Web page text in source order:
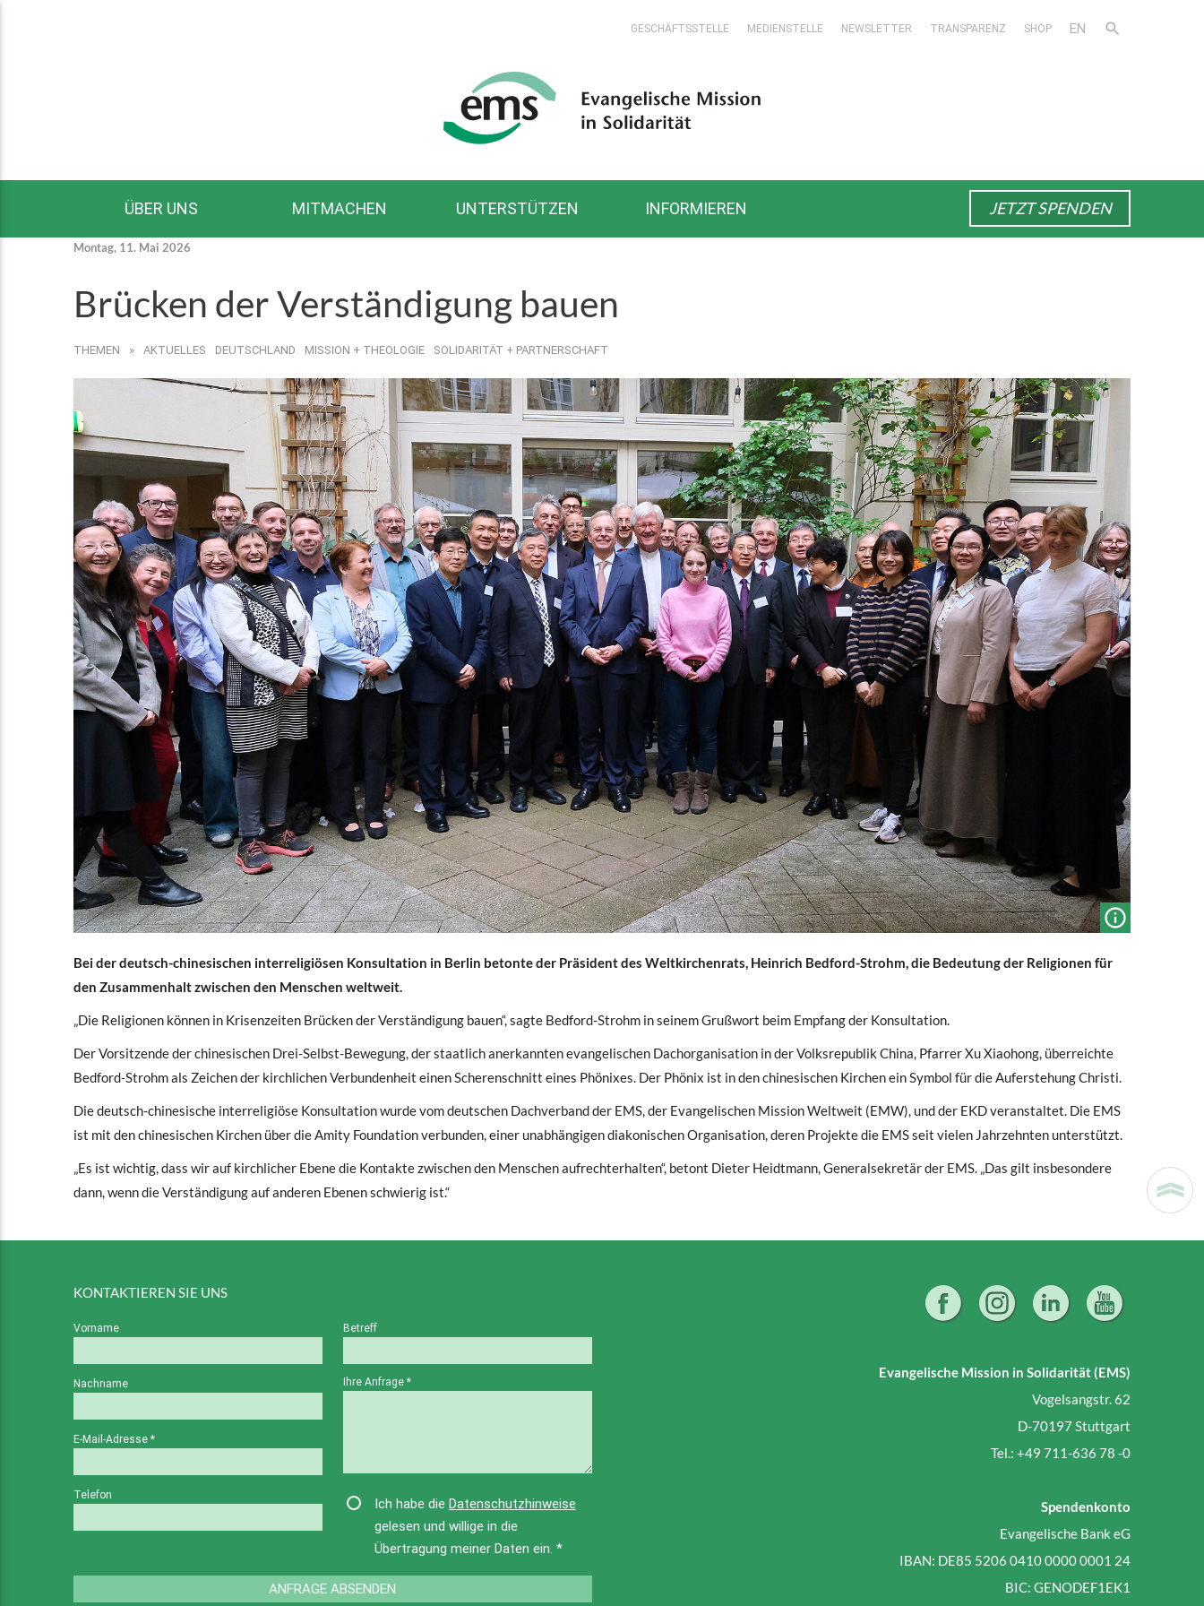
GESCHÄFTSSTELLE MEDIENSTELLE NEWSLETTER TRANSPARENZ SHOP EN search
ÜBER UNS MITMACHEN UNTERSTÜTZEN INFORMIEREN JETZT SPENDEN
Montag, 11. Mai 2026
Brücken der Verständigung bauen
THEMEN » AKTUELLES DEUTSCHLAND MISSION + THEOLOGIE SOLIDARITÄT + PARTNERSCHAFT
info_outline
Bei der deutsch-chinesischen interreligiösen Konsultation in Berlin betonte der Präsident des Weltkirchenrats, Heinrich Bedford-Strohm, die Bedeutung der Religionen für
den Zusammenhalt zwischen den Menschen weltweit.
„Die Religionen können in Krisenzeiten Brücken der Verständigung bauen“, sagte Bedford-Strohm in seinem Grußwort beim Empfang der Konsultation.
Der Vorsitzende der chinesischen Drei-Selbst-Bewegung, der staatlich anerkannten evangelischen Dachorganisation in der Volksrepublik China, Pfarrer Xu Xiaohong, überreichte
Bedford-Strohm als Zeichen der kirchlichen Verbundenheit einen Scherenschnitt eines Phönixes. Der Phönix ist in den chinesischen Kirchen ein Symbol für die Auferstehung Christi.
Die deutsch-chinesische interreligiöse Konsultation wurde vom deutschen Dachverband der EMS, der Evangelischen Mission Weltweit (EMW), und der EKD veranstaltet. Die EMS
ist mit den chinesischen Kirchen über die Amity Foundation verbunden, einer unabhängigen diakonischen Organisation, deren Projekte die EMS seit vielen Jahrzehnten unterstützt.
„Es ist wichtig, dass wir auf kirchlicher Ebene die Kontakte zwischen den Menschen aufrechterhalten“, betont Dieter Heidtmann, Generalsekretär der EMS. „Das gilt insbesondere
dann, wenn die Verständigung auf anderen Ebenen schwierig ist.“
KONTAKTIEREN SIE UNS
Vorname
Nachname
E-Mail-Adresse *
Telefon
Betreff
Ihre Anfrage *
Ich habe die Datenschutzhinweise
gelesen und willige in die
Übertragung meiner Daten ein. *
ANFRAGE ABSENDEN
Evangelische Mission in Solidarität (EMS)
Vogelsangstr. 62
D-70197 Stuttgart
Tel.: +49 711-636 78 -0
Spendenkonto
Evangelische Bank eG
IBAN: DE85 5206 0410 0000 0001 24
BIC: GENODEF1EK1